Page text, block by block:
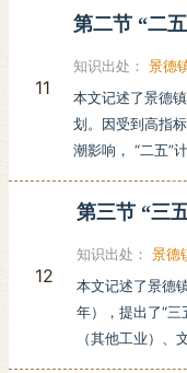
11
第二节 “二
知识出处： 景德
本文记述了景德
划。因受到高指
潮影响， “二五”
12
第三节 “三
知识出处： 景德
本文记述了景德
年），提出了“三
（其他工业）、